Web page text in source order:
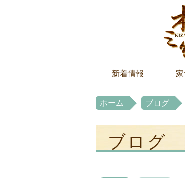
新着情報 家
ホーム ブログ
ブログ